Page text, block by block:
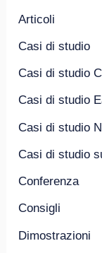
Articoli
Casi di studio
Casi di studio
Casi di studio
Casi di studio
Casi di studio
Conferenza
Consigli
Dimostrazioni